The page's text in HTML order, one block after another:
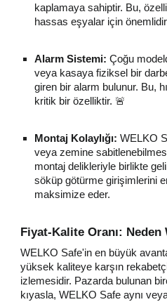
kaplamaya sahiptir. Bu,
hassas eşyalar için
Alarm Sistemi: Çoğu
veya kasaya fiziksel bir
giren bir alarm bulunur. Bu,
kritik bir özelliktir. 🚨
Montaj Kolaylığı: WELKO
veya zemine
montaj delikleriyle birlikte
söküp götürme girişimlerini
maksimize eder.
Fiyat-Kalite Oranı: Neden
WELKO Safe'in en büyük
yüksek kaliteye karşın
izlemesidir. Pazarda bulunan
kıyasla, WELKO Safe aynı